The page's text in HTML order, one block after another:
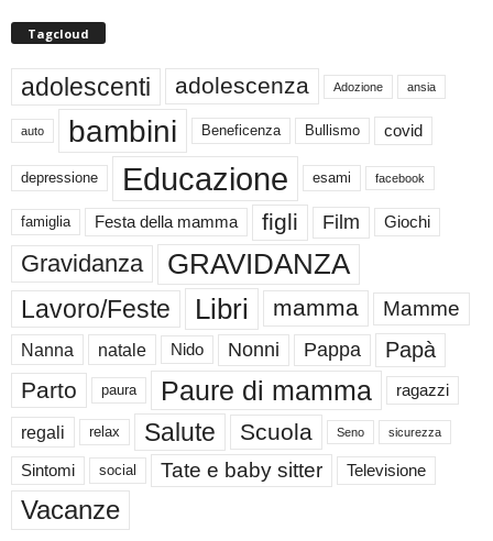
Tagcloud
adolescenti adolescenza Adozione ansia
auto bambini Beneficenza Bullismo covid
depressione Educazione esami facebook
famiglia Festa della mamma figli Film Giochi
Gravidanza GRAVIDANZA
Lavoro/Feste Libri mamma Mamme
Nanna natale Nido Nonni Pappa Papà
Parto paura Paure di mamma ragazzi
regali relax Salute Scuola Seno sicurezza
Sintomi social Tate e baby sitter Televisione
Vacanze